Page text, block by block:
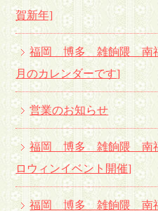
賀新年]
福岡 博多 雑餉隈 南
月のカレンダーです]
営業のお知らせ
福岡 博多 雑餉隈 南
ロウィンイベント開催]
福岡 博多 雑餉隈 南